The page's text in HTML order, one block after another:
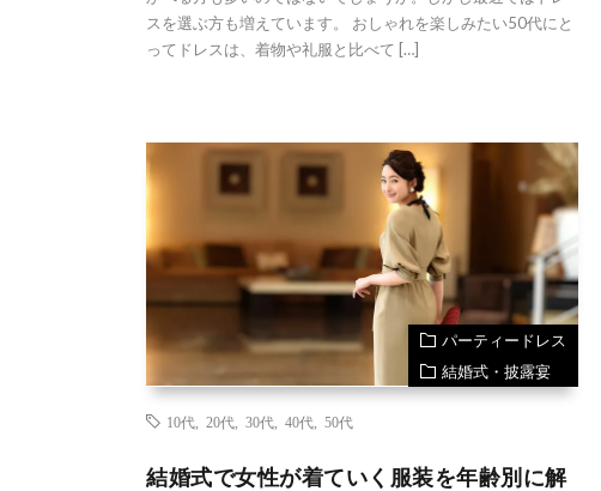
スを選ぶ方も増えています。 おしゃれを楽しみたい50代にと
ってドレスは、着物や礼服と比べて […]
パーティードレス
結婚式・披露宴
10代 20代 30代 40代 50代
結婚式で女性が着ていく服装を年齢別に解